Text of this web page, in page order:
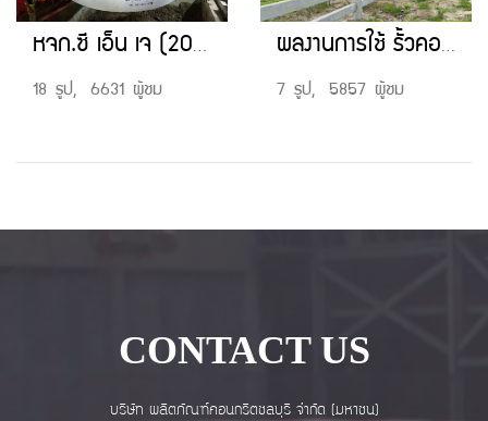
หจก.ซี เอ็น เจ (2007) โครงการ ก่อสร้างทางหลวงหมายเลข 304 สาย อ.ปากเกร็ด-ศูนย์ราชการเเจ้งวัฒนะ กม.2+123.204-กม.532.470
18 รูป, 6631 ผู้ชม
ผลงานการใช้ รั้วคอกม้า (Cowboy Fence)
7 รูป, 5857 ผู้ชม
CONTACT US
บริษัท ผลิตภัณฑ์คอนกรีตชลบุรี จำกัด (มหาชน)